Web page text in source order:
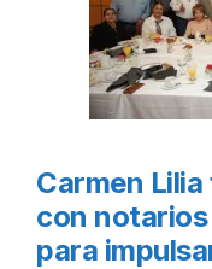
Carmen
con notarios
para